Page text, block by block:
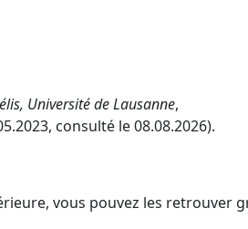
Université de Lausanne,
consulté le 08.08.2026).
vous pouvez les retrouver